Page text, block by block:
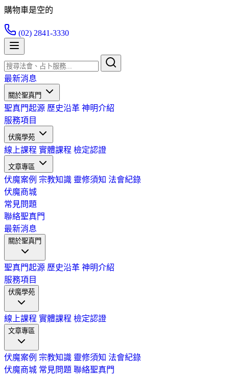
購物車是空的
(02) 2841-3330
最新消息
關於聖真門
聖真門起源 歷史沿革 神明介紹
服務項目
伏魔學苑
線上課程 實體課程 檢定認證
文章專區
伏魔案例 宗教知識 靈修須知 法會紀錄
伏魔商城
常見問題
聯絡聖真門
最新消息
關於聖真門
聖真門起源 歷史沿革 神明介紹
服務項目
伏魔學苑
線上課程 實體課程 檢定認證
文章專區
伏魔案例 宗教知識 靈修須知 法會紀錄
伏魔商城 常見問題 聯絡聖真門